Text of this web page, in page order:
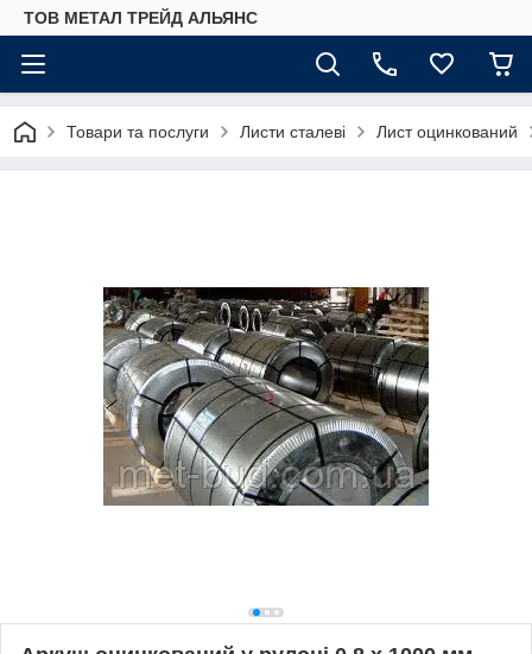
ТОВ МЕТАЛ ТРЕЙД АЛЬЯНС
Товари та послуги Листи сталеві Лист оцинкований